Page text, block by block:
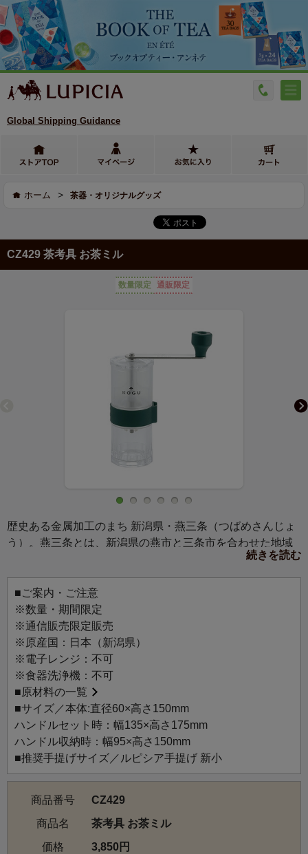
Global Shipping Guidance
ホーム > 茶器・オリジナルグッズ
CZ429 茶考具 お茶ミル
数量限定 通販限定
歴史ある金属加工のまち 新潟県・燕三条（つばめさんじょ
う）。燕三条とは、新潟県の燕市と三条市を合わせた地域
の名称で、日本有数の金属加工産業の集積地として世界的
に有名です。
約400年引き継がれてきた技術で、素材を見極め、切断、成
形、溶接、磨きなど、職人さんが細部まで丁寧に仕上げて
います。さびにくく衛生的なステンレスを使用しているた
め、永く安心してお使いいただけます。
茶葉が見える透明なお茶ミルです。煎茶、ほうじ茶、紅茶
などの茶葉を粉末にすることが出来ます。
セラミック刃は回転時でも熱を持ちにくく、金属臭もない
ためお茶の風味を損ないません。摩耗もしにくいので使い
始めの挽き味が持続します。挽き方は粗挽きから細挽きま
で無段階調整になっており、ネジを回すだけなので簡単に
調整できます。お茶ラテや、カップケーキに加えてみた
り、抹茶塩などお料理に添えてみたりと、ただ飲むだけで
です。
お茶を楽しむために考えた道具、「茶考具」。ほっと一息
つきたい、気軽にいれたい、永く使い続けたい、あなたの
続きを読む
■ご案内・ご注意
※数量・期間限定
※通信販売限定販売
※原産国：日本（新潟県）
※電子レンジ：不可
※食器洗浄機：不可
■原材料の一覧
■サイズ／本体:直径60×高さ150mm
ハンドルセット時：幅135×高さ175mm
ハンドル収納時：幅95×高さ150mm
■推奨手提げサイズ／ルピシア手提げ 新小
商品番号
CZ429
商品名
茶考具 お茶ミル
価格
3,850円